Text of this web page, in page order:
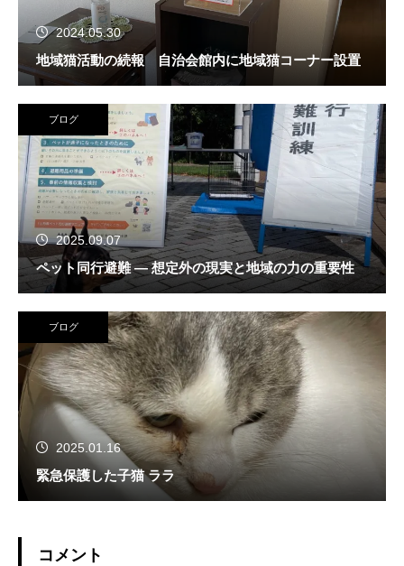
2024.05.30
地域猫活動の続報 自治会館内に地域猫コーナー設置
ブログ
2025.09.07
ペット同行避難 — 想定外の現実と地域の力の重要性
ブログ
2025.01.16
緊急保護した子猫 ララ
コメント